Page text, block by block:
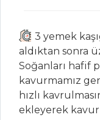
İÇECEKLER
Şalgam
Ayran
Safran
3 yemek
aldıktan sonra
Soğanları hafif
kavurmamız
hızlı
ekleyerek